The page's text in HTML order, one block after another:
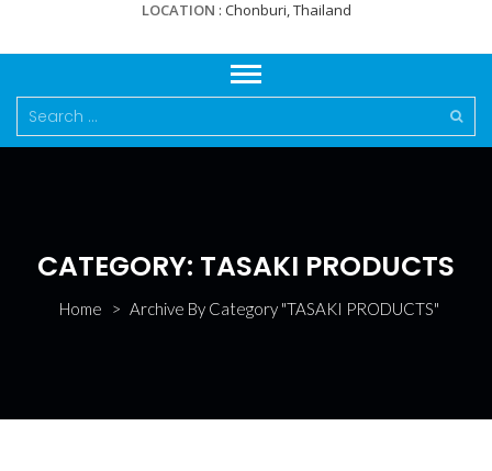
LOCATION Chonburi, Thailand
Search
for:
CATEGORY: TASAKI PRODUCTS
Home > Archive By Category "TASAKI PRODUCTS"